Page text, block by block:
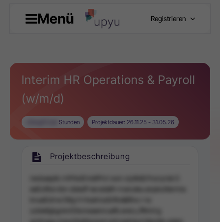
Menü Registrieren
Interim HR Operations & Payroll
(w/m/d)
Stunden Projektdauer: 26.11.25 - 31.05.26
Projektbeschreibung